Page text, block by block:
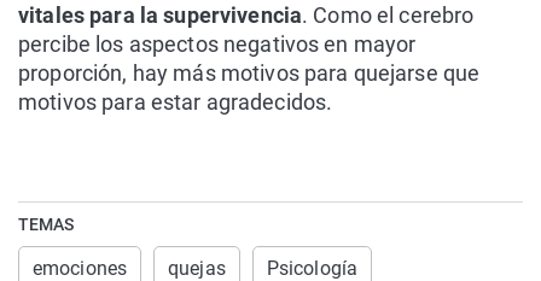
vitales para la supervivencia. Como el cerebro
percibe los aspectos negativos en mayor
proporción, hay más motivos para quejarse que
motivos para estar agradecidos.
TEMAS
emociones quejas Psicología